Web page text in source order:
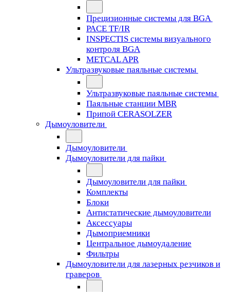
Прецизионные системы для BGA
PACE TF/IR
INSPECTIS системы визуального
контроля BGA
METCAL APR
Ультразвуковые паяльные системы
Ультразвуковые паяльные системы
Паяльные станции MBR
Припой CERASOLZER
Дымоуловители
Дымоуловители
Дымоуловители для пайки
Дымоуловители для пайки
Комплекты
Блоки
Антистатические дымоуловители
Аксессуары
Дымоприемники
Центральное дымоудаление
Фильтры
Дымоуловители для лазерных резчиков и
граверов